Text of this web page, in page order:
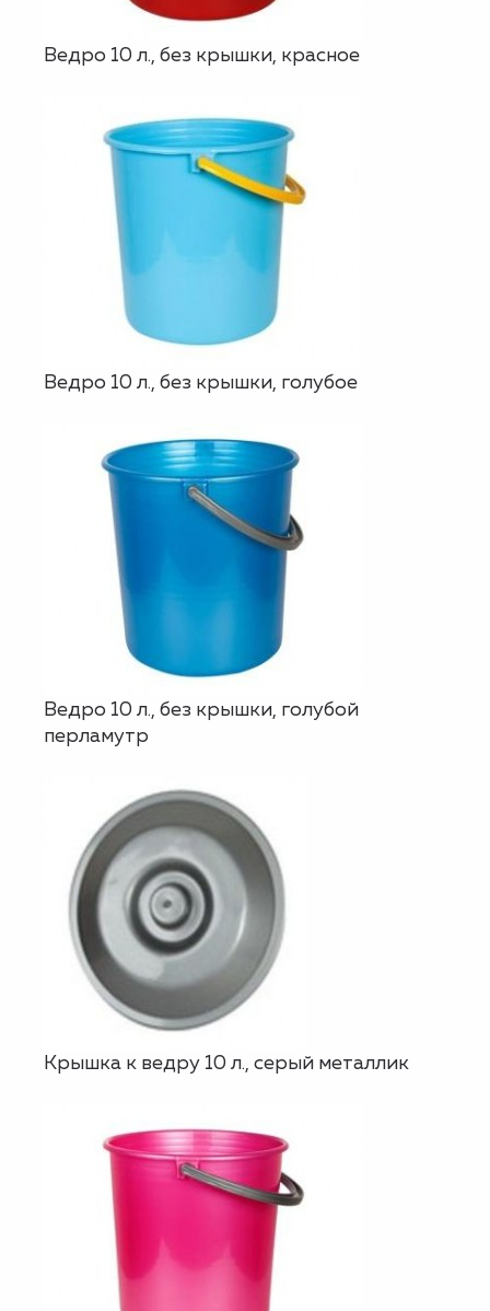
Ведро 10 л., без крышки, красное
Ведро 10 л., без крышки, голубое
Ведро 10 л., без крышки, голубой
перламутр
Крышка к ведру 10 л., серый металлик